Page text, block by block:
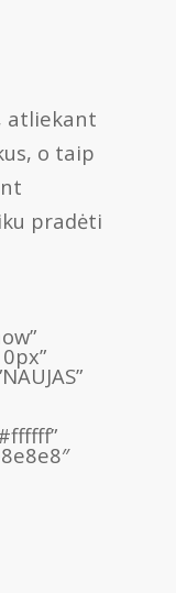
atliekant
o taip
pradėti